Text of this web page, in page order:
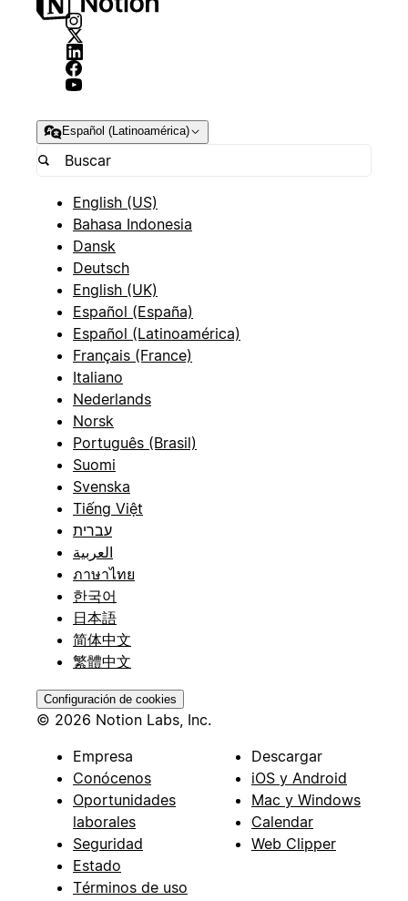
Español (Latinoamérica)
English (US)
Bahasa Indonesia
Dansk
Deutsch
English (UK)
Español (España)
Español (Latinoamérica)
Français (France)
Italiano
Nederlands
Norsk
Português (Brasil)
Suomi
Svenska
Tiếng Việt
עברית
العربية
ภาษาไทย
한국어
日本語
简体中文
繁體中文
Configuración de cookies
© 2026 Notion Labs, Inc.
Empresa
Conócenos
Oportunidades
laborales
Seguridad
Estado
Términos de uso
Descargar
iOS y Android
Mac y Windows
Calendar
Web Clipper